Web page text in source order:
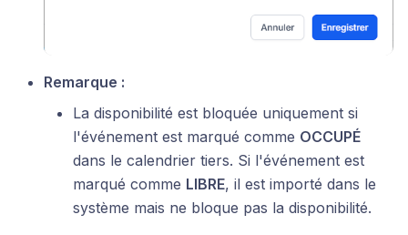
Remarque :
La disponibilité est bloquée uniquement si
l'événement est marqué comme OCCUPÉ
dans le calendrier tiers. Si l'événement est
marqué comme LIBRE, il est importé dans le
système mais ne bloque pas la disponibilité.